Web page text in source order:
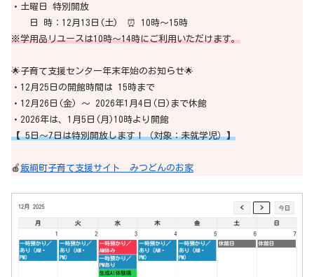
・土曜日 特別開放
日 時：12月13日(土) ⏰ 10時～15時
※学用品リユースは10時～14時にご利用いただけます。
🌟子育て支援センター年末年始のお知らせ🌟
・12月25日の開館時間は 15時まで
・12月26日(金) ～ 2026年1月4日(日)まで休館
・2026年は、1月5日(月)10時より開館
【 5日～7日は特別開放します！（対象：未就学児）】
🍎飯綱町子育て支援サイト みつどんのお家